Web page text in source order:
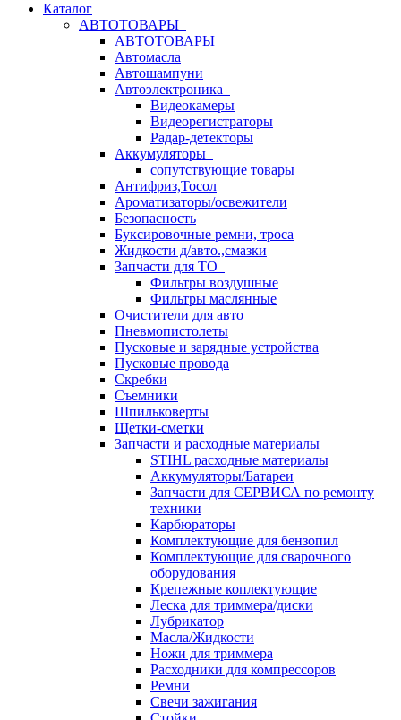
Каталог
АВТОТОВАРЫ
АВТОТОВАРЫ
Автомасла
Автошампуни
Автоэлектроника
Видеокамеры
Видеорегистраторы
Радар-детекторы
Аккумуляторы
сопутствующие товары
Антифриз,Тосол
Ароматизаторы/освежители
Безопасность
Буксировочные ремни, троса
Жидкости д/авто.,смазки
Запчасти для ТО
Фильтры воздушные
Фильтры маслянные
Очистители для авто
Пневмопистолеты
Пусковые и зарядные устройства
Пусковые провода
Скребки
Съемники
Шпильковерты
Щетки-сметки
Запчасти и расходные материалы
STIHL расходные материалы
Аккумуляторы/Батареи
Запчасти для СЕРВИСА по ремонту
техники
Карбюраторы
Комплектующие для бензопил
Комплектующие для сварочного
оборудования
Крепежные коплектующие
Леска для триммера/диски
Лубрикатор
Масла/Жидкости
Ножи для триммера
Расходники для компрессоров
Ремни
Свечи зажигания